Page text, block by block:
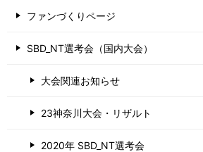
ファンづくりページ
SBD_NT選考会（国内大会）
大会関連お知らせ
23神奈川大会・リザルト
2020年 SBD_NT選考会